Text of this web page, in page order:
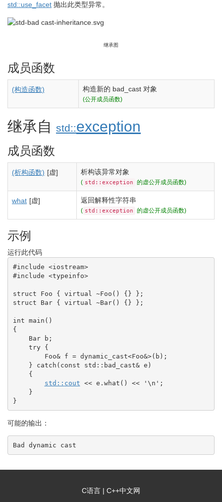
std::use_facet 抛出此类型异常。
继承图
成员函数
(构造函数) 构造新的 bad_cast 对象
(公开成员函数)
继承自 std::exception
成员函数
(析构函数) [虚] 析构该异常对象
( std::exception 的虚公开成员函数)
what [虚] 返回解释性字符串
( std::exception 的虚公开成员函数)
示例
运行此代码
#include <iostream>
#include <typeinfo>
struct Foo { virtual ~Foo ( ) {} } ;
struct Bar { virtual ~Bar( ) {} } ;
int main ( )
{
    Bar b
;
try
{
        Foo
& f = dynamic_cast<Foo&>( b ) ;
}
catch ( const std :: bad_cast& e )
{
std:: cout << e. what ( ) << ' \n ' ;
}
}
可能的输出：
Bad dynamic cast
C语言 | C++中文网